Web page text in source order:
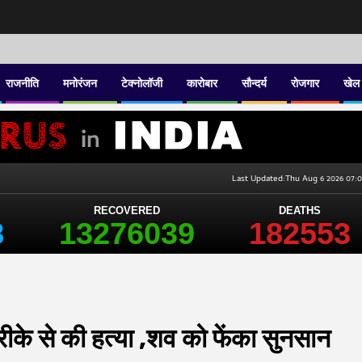
राजनीति मनोरंजन टेक्नोलॉजी कारोबार सौन्दर्य रोजगार खेल
से की हत्या ,शव को फेंका सुनसान